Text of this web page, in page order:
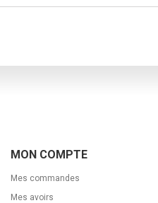
MON COMPTE
Mes commandes
Mes avoirs